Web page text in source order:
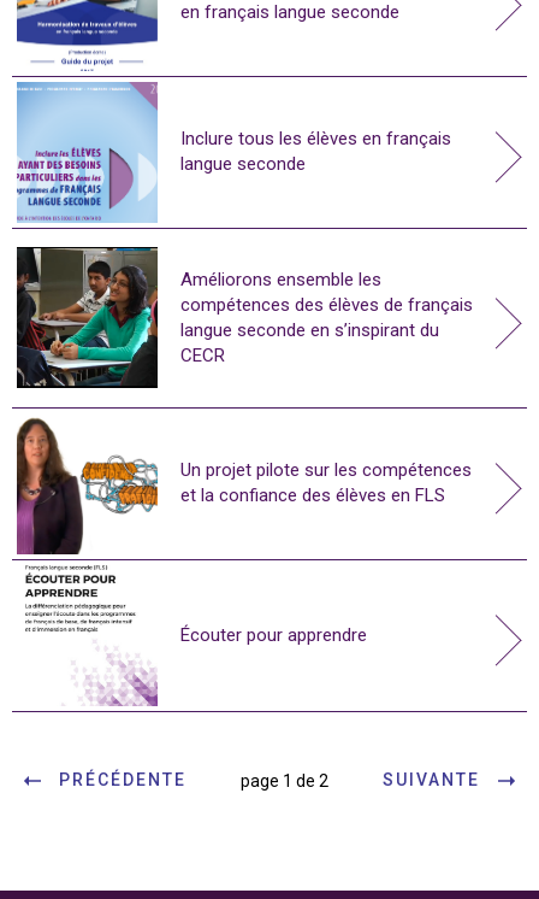
en français langue seconde
Inclure tous les élèves en français
langue seconde
Améliorons ensemble les
compétences des élèves de français
langue seconde en s’inspirant du
CECR
Un projet pilote sur les compétences
et la confiance des élèves en FLS
Écouter pour apprendre
PRÉCÉDENTE page 1 de 2 SUIVANTE